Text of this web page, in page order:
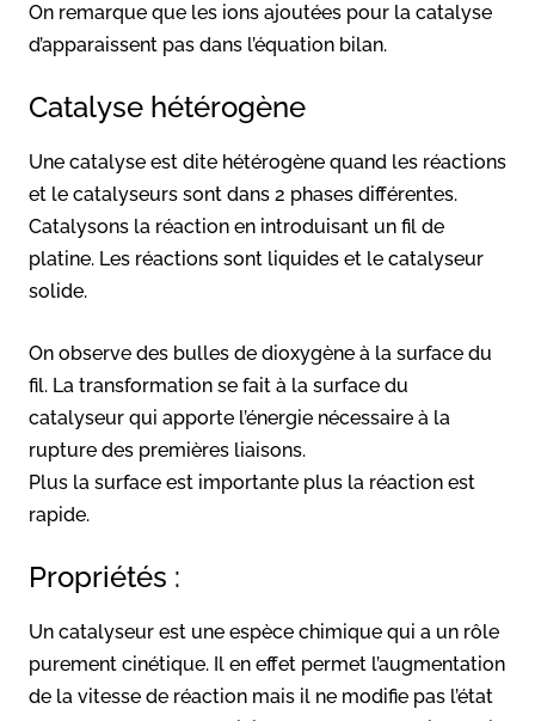
On remarque que les ions ajoutées pour la catalyse
d’apparaissent pas dans l’équation bilan.
Catalyse hétérogène
Une catalyse est dite hétérogène quand les réactions
et le catalyseurs sont dans 2 phases différentes.
Catalysons la réaction en introduisant un fil de
platine. Les réactions sont liquides et le catalyseur
solide.
On observe des bulles de dioxygène à la surface du
fil. La transformation se fait à la surface du
catalyseur qui apporte l’énergie nécessaire à la
rupture des premières liaisons.
Plus la surface est importante plus la réaction est
rapide.
Propriétés :
Un catalyseur est une espèce chimique qui a un rôle
purement cinétique. Il en effet permet l’augmentation
de la vitesse de réaction mais il ne modifie pas l’état